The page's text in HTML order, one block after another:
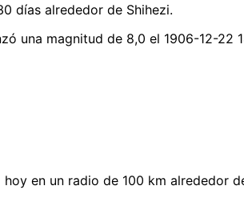
días alrededor de Shihezi.
una magnitud de 8,0 el 1906-12-22
en un radio de 100 km alrededor